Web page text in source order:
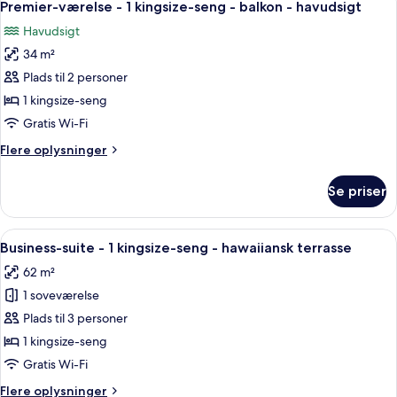
seng
alle
billeder
af
Premier-
værelse
-
kingsize-
balkon
-
havudsigt
Premier-værelse - 1 kingsize-seng - balkon - havudsigt
Havudsigt
34 m²
Plads til 2 personer
1 kingsize-seng
Gratis Wi-Fi
Flere oplysninger
Flere
værelse
1
seng
-
havudsigt
Se priser
Indlæs
alle
billeder
af
Business-
suite
-
En balkon med en fletsofa, et
5
Business-suite - 1 kingsize-seng - hawaiiansk terrasse
62 m²
1 soveværelse
Plads til 3 personer
1 kingsize-seng
Gratis Wi-Fi
Flere oplysninger
Flere